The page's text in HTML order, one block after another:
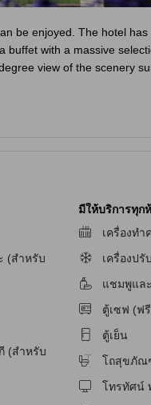
be enjoyed. The hotel
with a massive
view of the scenery
(สำหรับ
(สำหรับ
มีให้บริการทุก
เครื่องท
เครื่องปรั
แชมพูแล
ตู้เซฟ (ฟ
ตู้เย็น
โถสุขภัณ
โทรทัศน์